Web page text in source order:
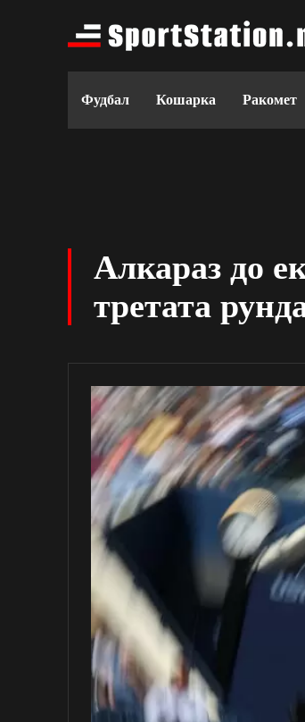
Фудбал Кошарка Ракомет
Алкараз до
третата